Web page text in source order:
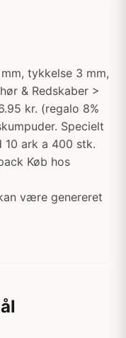
tykkelse 3 mm,
& Redskaber >
kr. (regalo 8%
Specielt
10 ark a 400 stk.
Køb hos
være genereret